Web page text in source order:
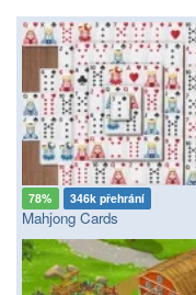
78% 346k přehrání
Mahjong Cards